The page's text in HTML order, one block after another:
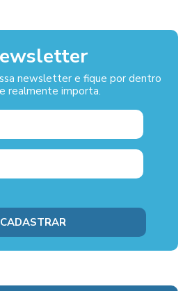
newsletter e fique por dentro
realmente importa.